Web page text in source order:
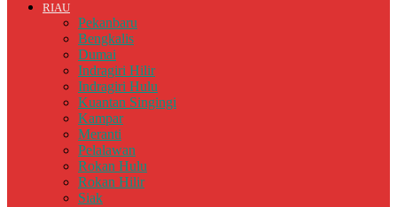
RIAU
Pekanbaru
Bengkalis
Dumai
Indragiri Hilir
Indragiri Hulu
Kuantan Singingi
Kampar
Meranti
Pelalawan
Rokan Hulu
Rokan Hilir
Siak